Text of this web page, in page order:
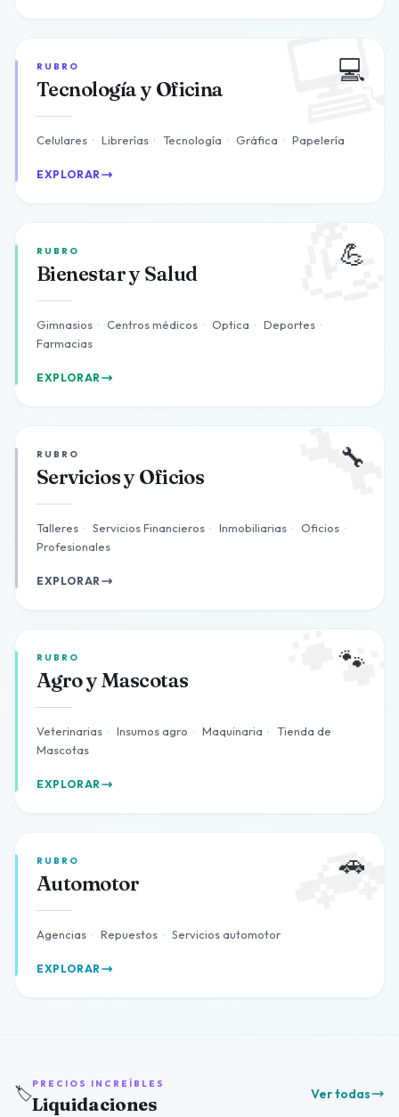
💻
RUBRO
Tecnología y Oficina
Celulares · Librerías · Tecnología · Gráfica · Papelería
EXPLORAR
💪
RUBRO
Bienestar y Salud
Gimnasios · Centros médicos · Optica · Deportes ·
Farmacias
EXPLORAR
🔧
RUBRO
Servicios y Oficios
Talleres · Servicios Financieros · Inmobiliarias · Oficios ·
Profesionales
EXPLORAR
🐾
RUBRO
Agro y Mascotas
Veterinarias · Insumos agro · Maquinaria · Tienda de
Mascotas
EXPLORAR
🚗
RUBRO
Automotor
Agencias · Repuestos · Servicios automotor
EXPLORAR
🏷️PRECIOS INCREÍBLES
Liquidaciones Ver todas